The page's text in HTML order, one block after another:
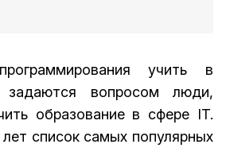
учить в
вопросом люди,
образование в сфере IT.
список самых популярных